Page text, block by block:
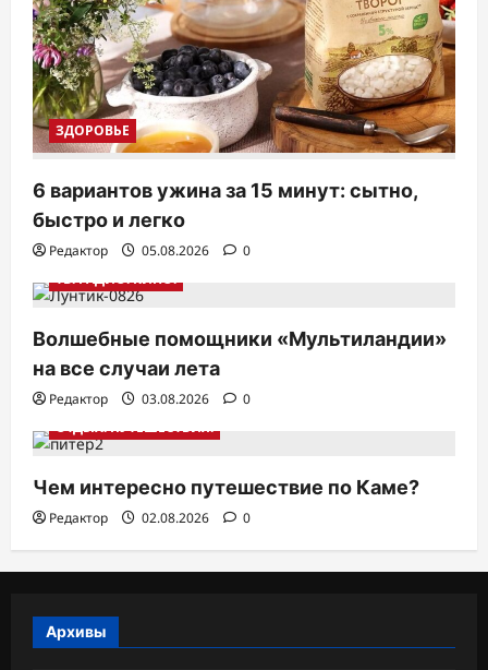
ЗДОРОВЬЕ
6 вариантов ужина за 15 минут: сытно,
быстро и легко
Редактор 05.08.2026
0
ТВ. РАДИО. КИНО.
Волшебные помощники «Мультиландии»
на все случаи лета
Редактор 03.08.2026
0
ОТДЫХ. ПУТЕШЕСТВИЯ.
Чем интересно путешествие по Каме?
Редактор 02.08.2026 0
Архивы